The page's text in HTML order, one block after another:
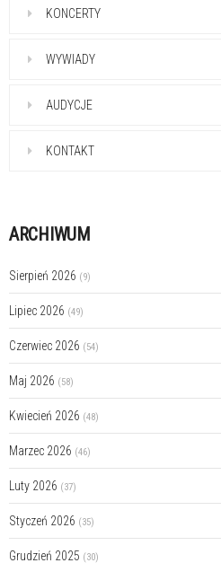
KONCERTY
WYWIADY
AUDYCJE
KONTAKT
ARCHIWUM
Sierpień 2026 (9)
Lipiec 2026 (49)
Czerwiec 2026 (54)
Maj 2026 (58)
Kwiecień 2026 (48)
Marzec 2026 (46)
Luty 2026 (37)
Styczeń 2026 (35)
Grudzień 2025 (30)